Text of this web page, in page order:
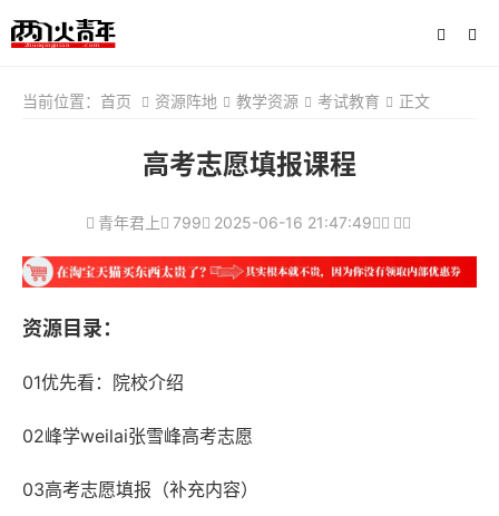
当前位置： 首页 资源阵地 教学资源 考试教育 正文
高考志愿填报课程
青年君上 799 2025-06-16 21:47:49
资源目录：
01优先看：院校介绍
02峰学weilai张雪峰高考志愿
03高考志愿填报（补充内容）